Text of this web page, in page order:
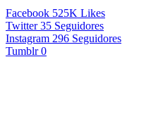
Facebook 525K Likes
Twitter 35 Seguidores
Instagram 296 Seguidores
Tumblr 0